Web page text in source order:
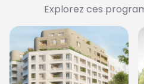
Explorez ces